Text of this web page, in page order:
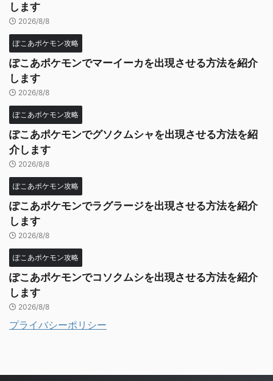
します
2026/8/8
ぽこあポケモン攻略
ぽこあポケモンでマーイーカを出現させる方法を紹介
します
2026/8/8
ぽこあポケモン攻略
ぽこあポケモンでグソクムシャを出現させる方法を紹
介します
2026/8/8
ぽこあポケモン攻略
ぽこあポケモンでラグラージを出現させる方法を紹介
します
2026/8/8
ぽこあポケモン攻略
ぽこあポケモンでコソクムシを出現させる方法を紹介
します
2026/8/8
プライバシーポリシー